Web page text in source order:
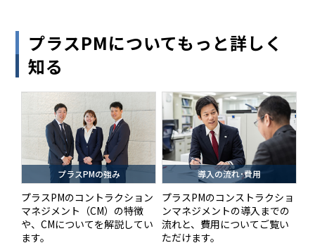
プラスPMについてもっと詳しく
知る
プラスPMの強み
プラスPMのコントラクション
マネジメント（CM）の特徴
や、CMについてを解説してい
ます。
導入の流れ･費用
プラスPMのコンストラクショ
ンマネジメントの導入までの
流れと、費用についてご覧い
ただけます。